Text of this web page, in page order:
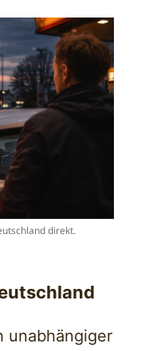
direkt.
unabhängiger